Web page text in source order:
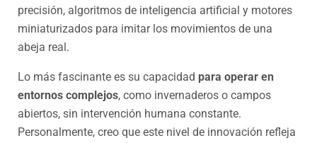
precisión, algoritmos de inteligencia artificial y motores
miniaturizados para imitar los movimientos de una
abeja real.
Lo más fascinante es su capacidad para operar en
entornos complejos, como invernaderos o campos
abiertos, sin intervención humana constante.
Personalmente, creo que este nivel de innovación refleja